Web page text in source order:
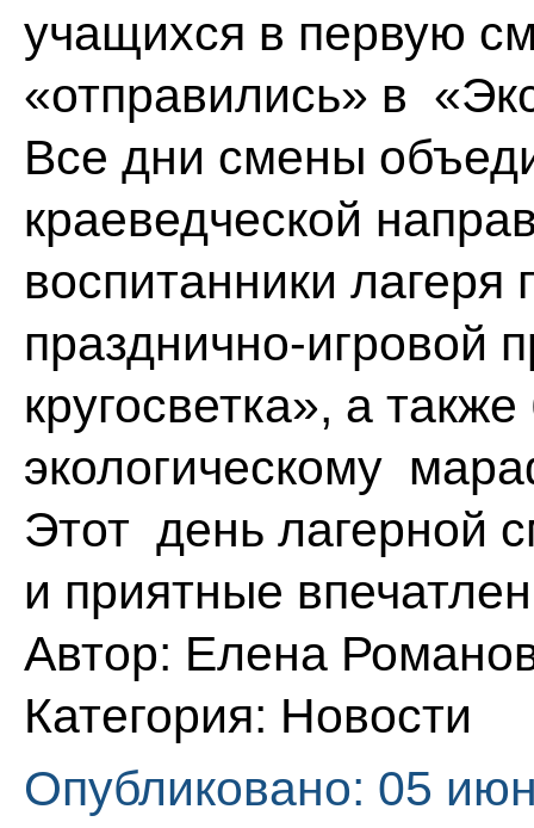
учащихся в первую
«отправились» в
Все дни смены
краеведческой
воспитанники лагеря
празднично-игровой
кругосветка», а
экологическому
Этот день лагерной
и приятные
Автор: Елена
Категория: Новости
Опубликовано: 05